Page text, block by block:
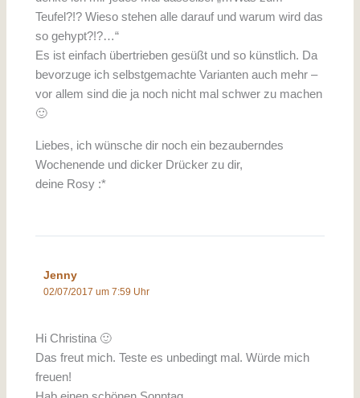
Teufel?!? Wieso stehen alle darauf und warum wird das
so gehypt?!?…“
Es ist einfach übertrieben gesüßt und so künstlich. Da
bevorzuge ich selbstgemachte Varianten auch mehr –
vor allem sind die ja noch nicht mal schwer zu machen
🙂
Liebes, ich wünsche dir noch ein bezauberndes
Wochenende und dicker Drücker zu dir,
deine Rosy :*
Jenny
02/07/2017 um 7:59 Uhr
Hi Christina 🙂
Das freut mich. Teste es unbedingt mal. Würde mich
freuen!